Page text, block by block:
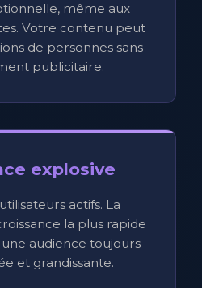
même aux
Votre contenu peut
de personnes sans
publicitaire.
explosive
actifs. La
la plus rapide
audience toujours
et grandissante.